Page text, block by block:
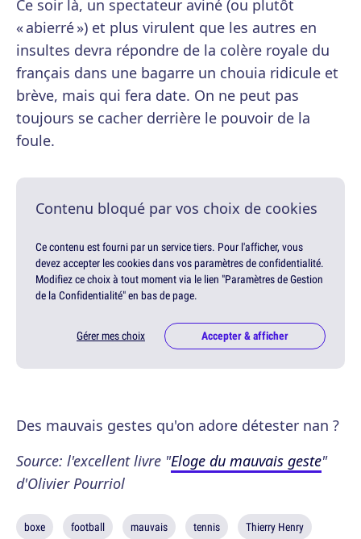
Ce soir là, un spectateur aviné (ou plutôt
« abierré ») et plus virulent que les autres en
insultes devra répondre de la colère royale du
français dans une bagarre un chouia ridicule et
brève, mais qui fera date. On ne peut pas
toujours se cacher derrière le pouvoir de la
foule.
Contenu bloqué par vos choix de cookies
Ce contenu est fourni par un service tiers. Pour l'afficher, vous
devez accepter les cookies dans vos paramètres de confidentialité.
Modifiez ce choix à tout moment via le lien "Paramètres de Gestion
de la Confidentialité" en bas de page.
Gérer mes choix Accepter & afficher
Des mauvais gestes qu'on adore détester nan ?
Source: l'excellent livre "Eloge du mauvais geste"
d'Olivier Pourriol
boxe football mauvais tennis Thierry Henry